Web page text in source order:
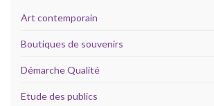
Art contemporain
Boutiques de souvenirs
Démarche Qualité
Etude des publics